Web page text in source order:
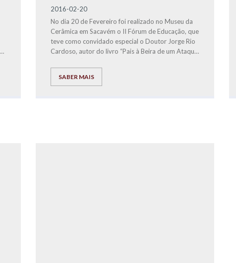
2016-02-20
No dia 20 de Fevereiro foi realizado no Museu da
Cerâmica em Sacavém o II Fórum de Educação, que
teve como convidado especial o Doutor Jorge Rio
Cardoso, autor do livro “Pais à Beira de um Ataque
SABER MAIS